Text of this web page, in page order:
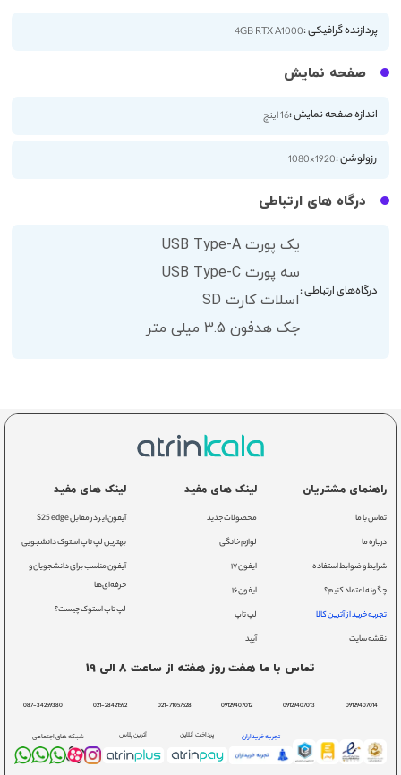
پردازنده گرافیکی :4GB RTX A1000
صفحه نمایش
اندازه صفحه نمایش :16 اینچ
رزولوشن :1920×1080
درگاه های ارتباطی
درگاه‌های ارتباطی :
یک پورت USB Type-A
سه پورت USB Type-C
اسلات کارت SD
جک هدفون 3.5 میلی متر
راهنمای مشتریان
تماس با ما
درباره ما
شرایط و ضوابط استفاده
چگونه اعتماد کنیم؟
تجربه خرید از آترین کالا
نقشه سایت
لینک های مفید
محصولات جدید
لوازم خانگی
ایفون ۱۷
ایفون ۱۶
لپ تاپ
آیپد
لینک های مفید
آیفون ایر در مقابل S25 edge
بهترین لپ تاپ استوک دانشجویی
آیفون مناسب برای دانشجویان و
حرفه‌ای‌ها
لپ تاپ استوک چیست؟
تماس با ما هفت روز هفته از ساعت 8 الی 19
09129407014
09129407013
09129407012
021-71057528
021-28421592
087-34259380
تجربه خریداران پرداخت آنلاین آترین پلاس شبکه های اجتماعی